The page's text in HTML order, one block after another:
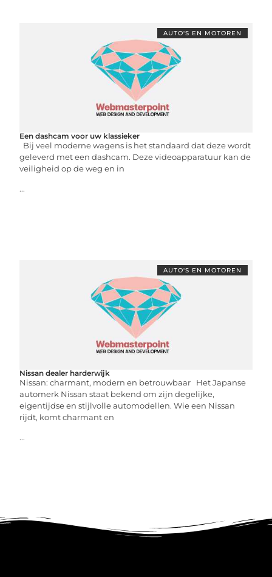
AUTO'S EN MOTOREN
Een dashcam voor uw klassieker
Bij veel moderne wagens is het standaard dat deze wordt
geleverd met een dashcam. Deze videoapparatuur kan de
veiligheid op de weg en in
...
AUTO'S EN MOTOREN
Nissan dealer harderwijk
Nissan: charmant, modern en betrouwbaar Het Japanse
automerk Nissan staat bekend om zijn degelijke,
eigentijdse en stijlvolle automodellen. Wie een Nissan
rijdt, komt charmant en
...